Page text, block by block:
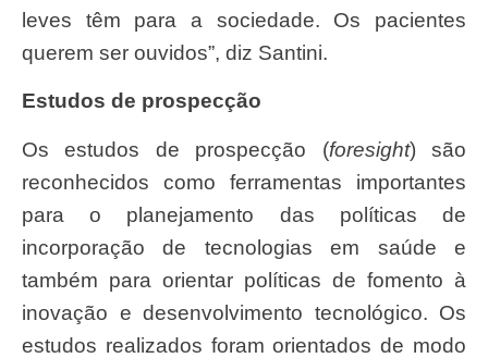
leves têm para a sociedade. Os pacientes
querem ser ouvidos”, diz Santini.
Estudos de prospecção
Os estudos de prospecção (foresight) são
reconhecidos como ferramentas importantes
para o planejamento das políticas de
incorporação de tecnologias em saúde e
também para orientar políticas de fomento à
inovação e desenvolvimento tecnológico. Os
estudos realizados foram orientados de modo